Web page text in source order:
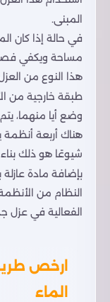
المبنى.
في حالة إذا كان
مساحة ويكفي فصل
هذا النوع من
طبقة خارجية من
وضع أيا منهما،
هناك أربعة أنظمة
شيوعًا هو ذلك بناء
بإضافة مادة عازلة
النظام من
الفعالية في عزل
ارخص
الماء